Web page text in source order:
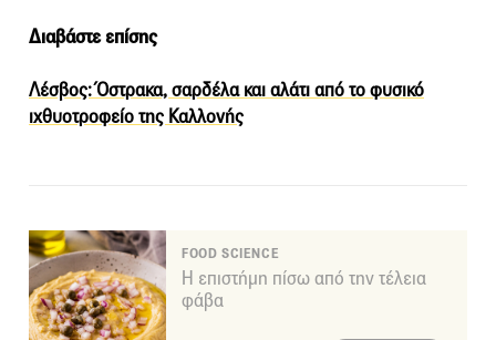
Διαβάστε επίσης
Λέσβος: Όστρακα, σαρδέλα και αλάτι από το φυσικό
ιχθυοτροφείο της Καλλονής
FOOD SCIENCE
Η επιστήμη πίσω από την τέλεια
φάβα